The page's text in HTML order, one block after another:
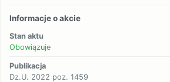
Informacje o akcie
Stan aktu
Obowiązuje
Publikacja
Dz.U. 2022 poz. 1459